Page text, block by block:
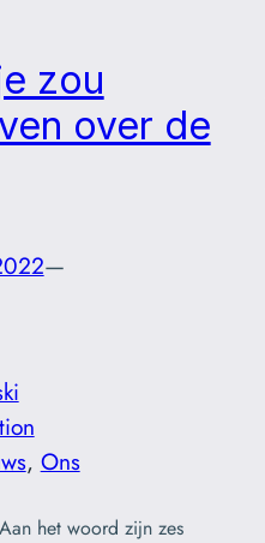
zou
over de
—
, Ons
het woord zijn zes